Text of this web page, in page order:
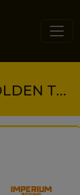
13.09.2025 19:30 - RTX GOLDEN TEAM NOWY SĄCZ VS IMPERIUM BOXING WAŁBRZYCH